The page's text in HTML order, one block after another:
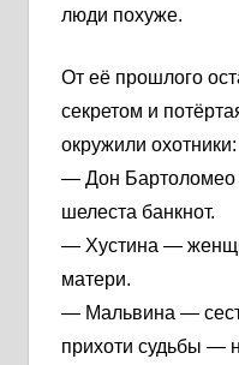
люди похуже.
От её прошлого
секретом и
окружили охотники:
— Дон Бартоломео
шелеста банкнот.
— Хустина —
матери.
— Мальвина —
прихоти судьбы —